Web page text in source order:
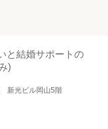
と結婚サポートの
)
新光ビル岡山5階